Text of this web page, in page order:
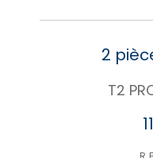
2
T2